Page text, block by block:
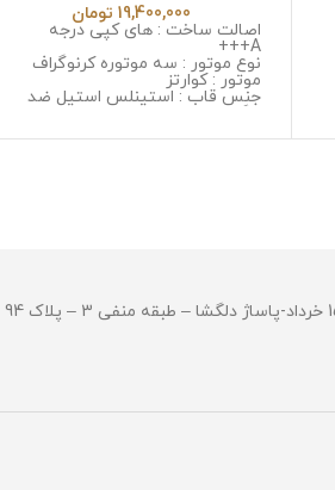
19,400,000 تومان
اصالت ساخت : های کپی درجه
A+++
نوع موتور : سه موتوره کرنوگراف
موتور : کوارتز
جنس قاب : استینلس استیل ضد
زنگ و ضد حساسیت
جنس بند : استینلس استیل ضد زنگ